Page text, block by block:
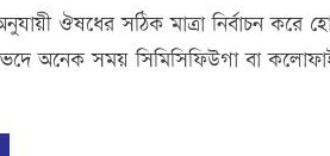
ঔষধের সঠিক মাত্রা নির্বাচন করে
অনেক সময় সিমিসিফিউগা বা